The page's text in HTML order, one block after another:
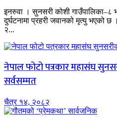
इनरुवा । सुनसरी कोशी गाउँपालिका–८
दुर्घटनामा प्रहरी जवानको मृत्यु भएको छ
२...
नेपाल फोटो पत्रकार महासंघ
सर्वसम्मत
चैत्र १४, २०८२